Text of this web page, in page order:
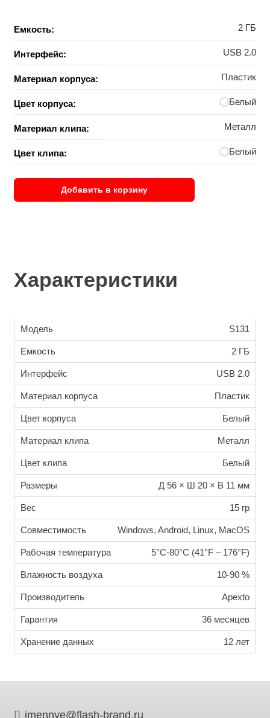
Емкость: 2 ГБ
Интерфейс: USB 2.0
Материал корпуса: Пластик
Цвет корпуса: Белый
Материал клипа: Металл
Цвет клипа: Белый
Добавить в корзину
Характеристики
Модель S131
Емкость 2 ГБ
Интерфейс USB 2.0
Материал корпуса Пластик
Цвет корпуса Белый
Материал клипа Металл
Цвет клипа Белый
Размеры Д 56 × Ш 20 × В 11 мм
Вес 15 гр
Совместимость Windows, Android, Linux, MacOS
Рабочая температура 5°C-80°C (41°F – 176°F)
Влажность воздуха 10-90 %
Производитель Apexto
Гарантия 36 месяцев
Хранение данных 12 лет
imennye@flash-brand.ru